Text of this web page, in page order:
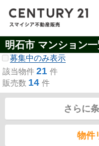
明石市 マンション
募集中のみ表示
該当物件 21 件
販売数 14 件
さらに
物件